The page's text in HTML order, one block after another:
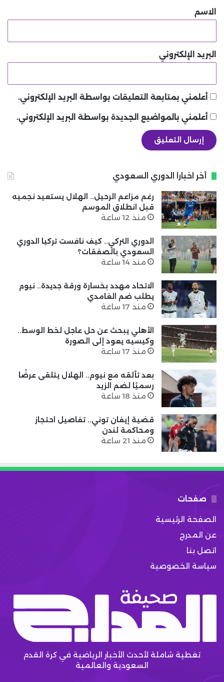
*الاسم
البريد الإلكتروني
أعلمني بمتابعة التعليقات بواسطة البريد الإلكتروني.
أعلمني بالمواضيع الجديدة بواسطة البريد الإلكتروني.
أخر اخبارا الدوري السعودي
رغم مزاعم الرحيل.. الهلال يستعيد نجميه
قبل انطلاق الموسم
منذ 12 ساعة
الدوري التركي.. كيف نافست تركيا الدوري
السعودي بالصفقات؟
منذ 14 ساعة
الاتحاد مهدد بخسارة ورقة جديدة.. نيوم
يطلب ضم الغامدي
منذ 17 ساعة
الأهلي يبحث عن حل عاجل لخط الوسط..
وكيسيه يعود إلى الصورة
منذ 17 ساعة
بعد تألقه مع نيوم.. الهلال يتلقى عرضًا
رسميًا لضم الزيد
منذ 18 ساعة
قضية إيفان توني.. تفاصيل احتجاز
ومحاكمة لندن
منذ 21 ساعة
صفحات
الصفحة الرئيسية
عن المدرج
اتصل بنا
سياسة الخصوصية
تغطية شاملة لأحدث الأخبار الرياضية في كرة القدم
السعودية والعالمية